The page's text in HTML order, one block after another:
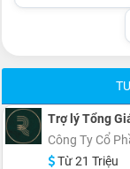
Trợ lý Tổng
Công Ty Cổ
Từ 21 Triệu